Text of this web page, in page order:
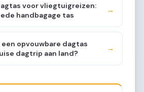
voor vliegtuigreizen:
handbagage tas
→
opvouwbare dagtas
dagtrip aan land?
→